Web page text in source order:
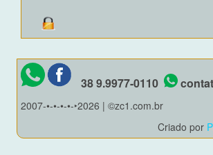
38 9.9977-0110
2007-•-•-•-•-‣2026 | ©zc1.com.br
Criado por